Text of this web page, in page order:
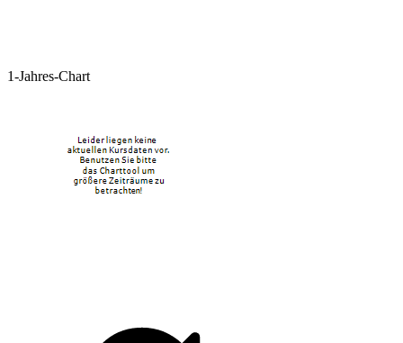
1-Jahres-Chart